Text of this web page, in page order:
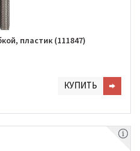
пластик (111847)
КУПИТЬ